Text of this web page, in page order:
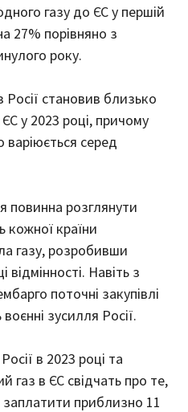
газу до ЄС у першій
27% порівняно з
року.
Росії становив близько
у 2023 році, причому
варіюється серед
повинна розглянути
кожної країни
газу, розробивши
відмінності. Навіть з
поточні закупівлі
зусилля Росії.
в 2023 році та
газ в ЄС свідчать про те,
приблизно 11